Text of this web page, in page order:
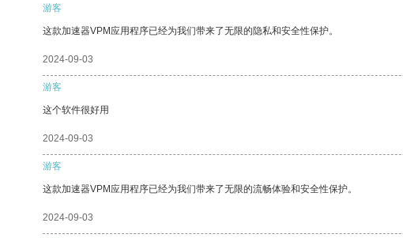
游客
这款加速器VPM应用程序已经为我们带来了无限的隐私和安全性保护。
2024-09-03
游客
这个软件很好用
2024-09-03
游客
这款加速器VPM应用程序已经为我们带来了无限的流畅体验和安全性保护。
2024-09-03